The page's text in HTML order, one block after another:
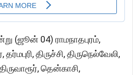
(ஜூன் 04) ராமநாதபுரம்,
திருச்சி, திருநெல்வேலி,
திருவாரூர், தென்காசி,